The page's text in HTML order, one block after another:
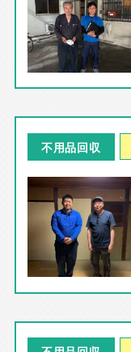
不用品回収